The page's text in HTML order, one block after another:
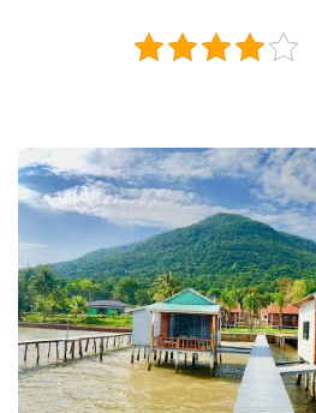
Post
navigation